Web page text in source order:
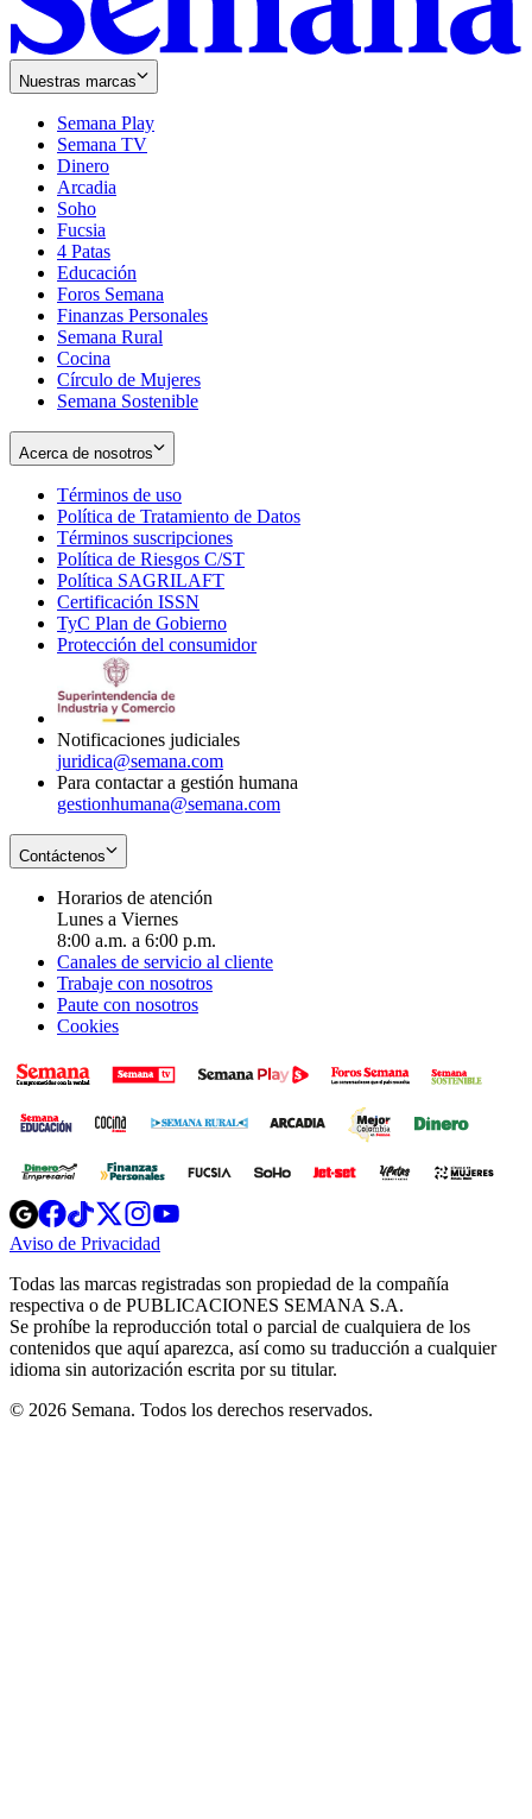
Nuestras marcas
Semana Play
Semana TV
Dinero
Arcadia
Soho
in
new
window
Fucsia
in
new
window
4 Patas
Educación
Foros Semana
Finanzas Personales
Semana Rural
Cocina
Círculo de Mujeres
Semana Sostenible
Acerca de nosotros
Términos de uso
in
new
window
Política de Tratamiento de Datos
Términos suscripciones
in
Política de Riesgos C/ST
Política SAGRILAFT
new
window
Certificación ISSN
in
new
TyC Plan de Gobierno
in
Protección del consumidorOpens
Notificaciones judiciales
juridica@semana.com
Para contactar a gestión humana
gestionhumana@semana.com
Contáctenos
Horarios de atención
Lunes a Viernes
8:00 a.m. a 6:00 p.m.
Canales de servicio al cliente
Trabaje con nosotros
Paute con nosotros
Cookies
Opens
in
new
Opens
in
new
Opens
in
new
window
Opens
new
windowwindow
Aviso de Privacidad
new
window
Todas las marcas registradas son propiedad de la compañía
respectiva o de PUBLICACIONES SEMANA S.A.
Se prohíbe la reproducción total o parcial de cualquiera de los
contenidos que aquí aparezca, así como su traducción a cualquier
idioma sin autorización escrita por su titular.
© 2026 Semana. Todos los derechos reservados.